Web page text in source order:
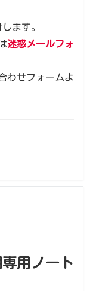
ます。
迷惑メールフォ
わせフォームよ
専用ノート